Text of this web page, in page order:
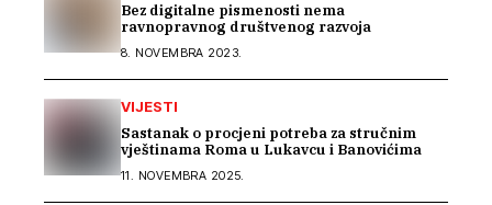
Bez digitalne pismenosti nema
ravnopravnog društvenog razvoja
8. NOVEMBRA 2023.
VIJESTI
Sastanak o procjeni potreba za stručnim
vještinama Roma u Lukavcu i Banovićima
11. NOVEMBRA 2025.